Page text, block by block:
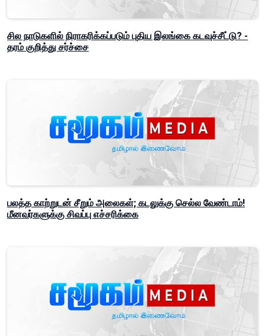
சில நாடுகளில் நிராகரிக்கப்படும் புதிய இலங்கை கடவுச்சீட்டு? -
தரம் குறித்து சர்ச்சை
பலத்த காற்றுடன் சீறும் அலைகள்; கடலுக்கு செல்ல வேண்டாம்!
மீனவர்களுக்கு சிவப்பு எச்சரிக்கை